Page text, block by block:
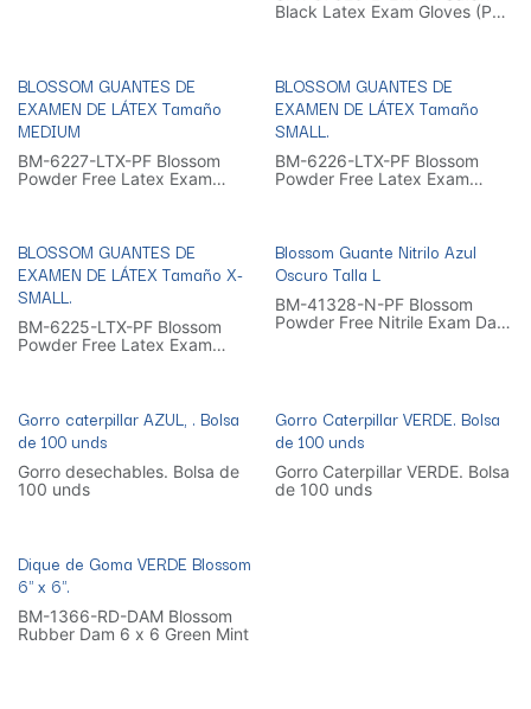
Black Latex Exam Gloves (PF)
BLOSSOM GUANTES DE
EXAMEN DE LÁTEX Tamaño
MEDIUM
BM-6227-LTX-PF Blossom
Powder Free Latex Exam
BLOSSOM GUANTES DE
EXAMEN DE LÁTEX Tamaño
SMALL.
BM-6226-LTX-PF Blossom
Powder Free Latex Exam
BLOSSOM GUANTES DE
EXAMEN DE LÁTEX Tamaño X-
SMALL.
BM-6225-LTX-PF Blossom
Powder Free Latex Exam
Blossom Guante Nitrilo Azul
Oscuro Talla L
BM-41328-N-PF Blossom
Powder Free Nitrile Exam Dark
Gorro caterpillar AZUL, . Bolsa
de 100 unds
Gorro desechables. Bolsa de
100 unds
Gorro Caterpillar VERDE. Bolsa
de 100 unds
Gorro Caterpillar VERDE. Bolsa
de 100 unds
Dique de Goma VERDE Blossom
6" x 6".
BM-1366-RD-DAM Blossom
Rubber Dam 6 x 6 Green Mint